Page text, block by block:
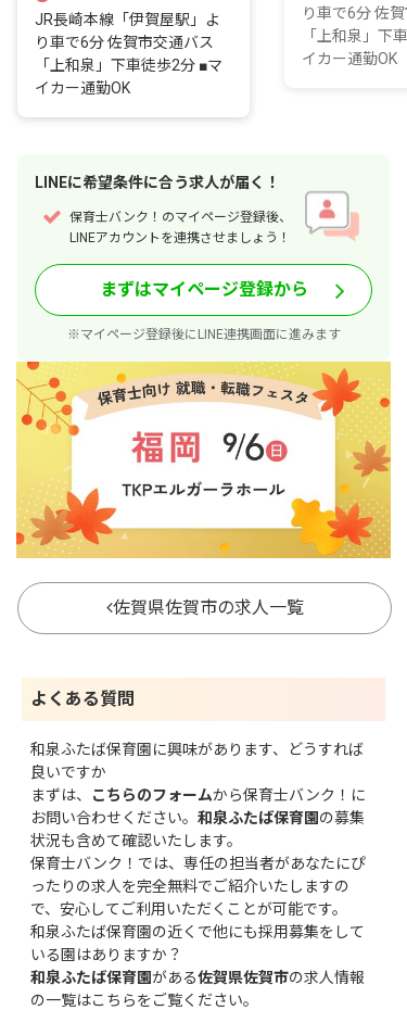
JR長崎本線「伊賀屋駅」よ
り車で6分 佐賀市交通バス
「上和泉」下車徒歩2分 ■マ
イカー通勤OK
り車で6分 佐賀
「上和泉」下
イカー通勤OK
LINEに希望条件に合う求人が届く！
保育士バンク！のマイページ登録後、
LINEアカウントを連携させましょう！
まずはマイページ登録から
※マイページ登録後にLINE連携画面に進みます
佐賀県佐賀市の求人一覧
よくある質問
和泉ふたば保育園に興味があります、どうすれば
良いですか
まずは、
こちらのフォームから保育士バンク！に
お問い合わせください。 和泉ふたば保育園の募集
状況も含めて確認いたします。
保育士バンク！では、専任の担当者があなたにぴ
ったりの求人を完全無料でご紹介いたしますの
で、安心してご利用いただくことが可能です。
和泉ふたば保育園の近くで他にも採用募集をして
いる園はありますか？
和泉ふたば保育園がある佐賀県佐賀市の求人情報
の一覧はこちらをご覧ください。